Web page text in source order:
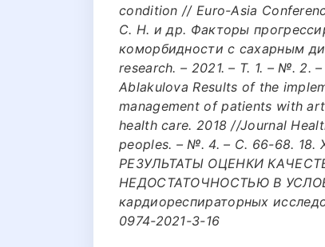
condition // Euro-Asia
С. Н. и др. Факторы
коморбидности с сахарным
research. – 2021. – Т. 1. – №. 2.
Ablakulova Results of the
management of patients with
health care. 2018 //Journal
peoples. – №. 4. – С. 66-68. 18.
РЕЗУЛЬТАТЫ ОЦЕНКИ
НЕДОСТАТОЧНОСТЬЮ В
кардиореспираторных
0974-2021-3-16